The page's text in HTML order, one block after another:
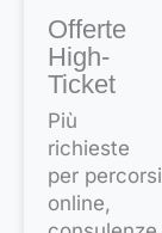
Offerte
High-
Ticket
Più
richieste
per percorsi
online,